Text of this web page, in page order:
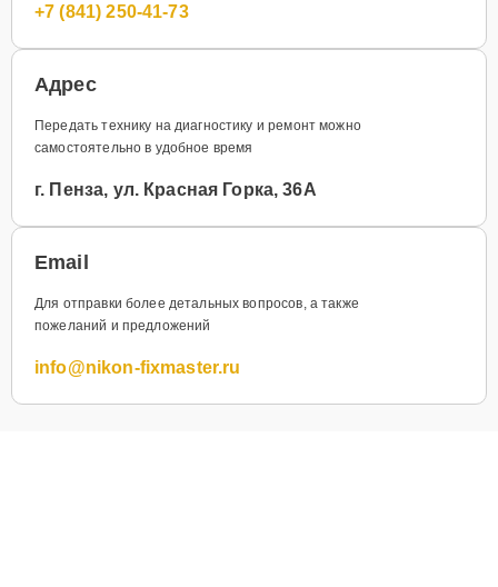
+7 (841) 250-41-73
Адрес
Передать технику на диагностику и ремонт можно
самостоятельно в удобное время
г. Пенза, ул. Красная Горка, 36А
Email
Для отправки более детальных вопросов, а также
пожеланий и предложений
info@nikon-fixmaster.ru